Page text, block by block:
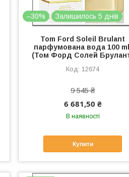
–30% Залишилось 5 днів
Tom Ford Soleil Brulant
парфумована вода 100
(Том Форд Солей
12674
9 545 ₴
6 681,50 ₴
В наявності
Купити